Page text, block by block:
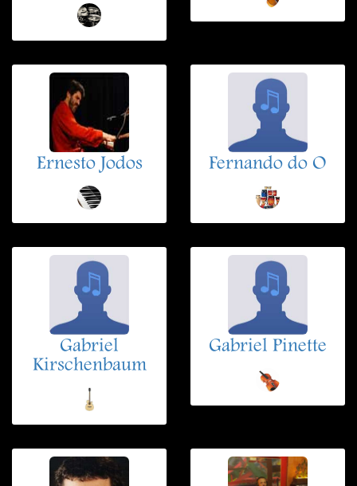
Ernesto Jodos Fernando do O
Gabriel
Kirschenbaum
Gabriel Pinette